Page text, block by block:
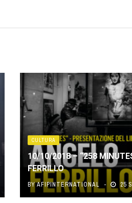
CULTURA
10/10/2018 – “258
FERRILLO
BYAFIPINTERNATIONAL 25